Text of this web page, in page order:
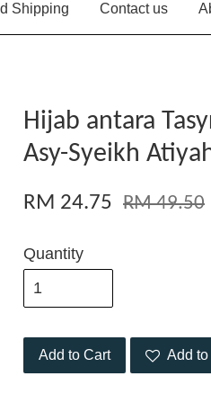
Shipping Contact us
Hijab antara
Asy-Syeikh
RM 24.75 RM 49.50
Quantity
Add to Cart Add